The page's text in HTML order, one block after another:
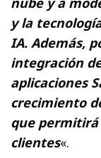
y la
IA. Además,
integración
aplicaciones
crecimiento
que permitirá
clientes«.